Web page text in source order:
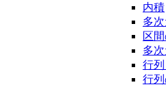
内積
多
区
多
行
行